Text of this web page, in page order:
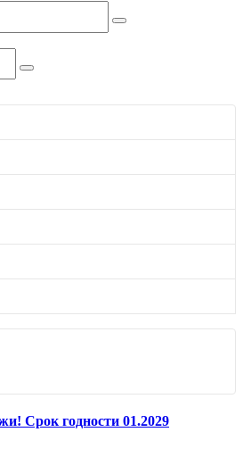
дрожжи
и Лечение
Срок годности 01.2029